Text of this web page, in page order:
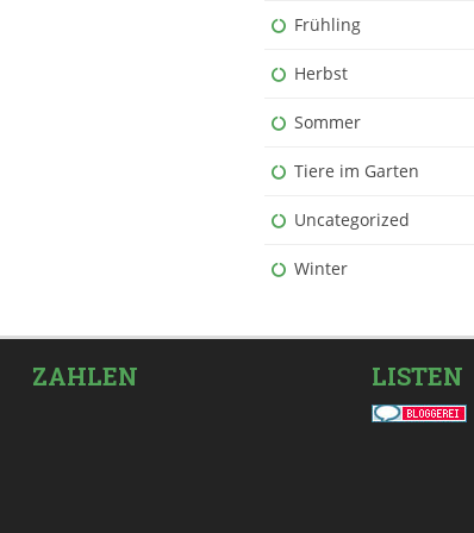
Frühling
Herbst
Sommer
Tiere im Garten
Uncategorized
Winter
ZAHLEN LISTEN